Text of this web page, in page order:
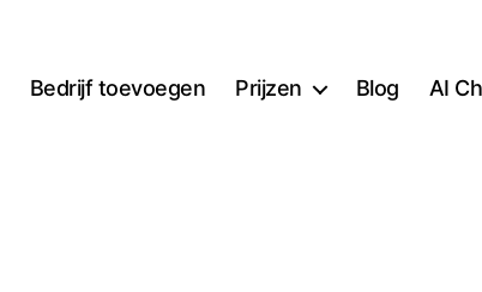
Bedrijf toevoegen Prijzen Blog AI